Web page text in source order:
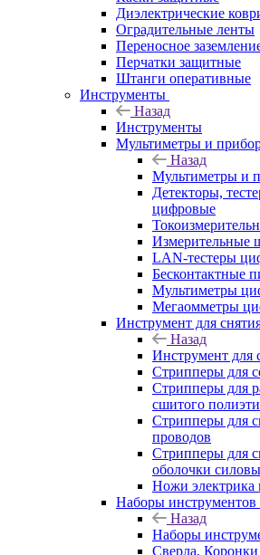
Диэлектрические
Оградительные ленты
Переносное
Перчатки защитные
Штанги оперативные
Инструменты
Назад
Инструменты
Мультиметры и
Назад
Мультиметры и
Детекторы,
цифровые
Измерительные
LAN-тестеры
Бесконтактные
Мультиметры
Мегаомметры
Инструмент для
Назад
Инструмент для
Стрипперы для
Стрипперы для
сшитого
Cтрипперы для
проводов
Стрипперы для
оболочки
Ножи электрика
Наборы инструментов
Назад
Наборы
Сверла, Коронки